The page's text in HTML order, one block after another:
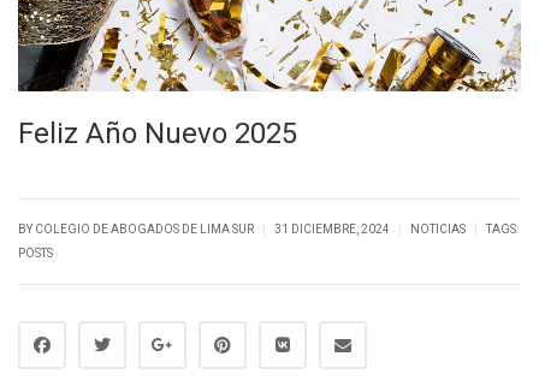
Feliz Año Nuevo 2025
BYCOLEGIO DE ABOGADOS DE LIMA SUR 31 DICIEMBRE, 2024 NOTICIAS
TAGS:
POSTS